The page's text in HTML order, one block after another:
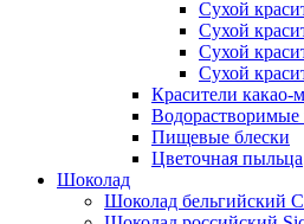
Сухой
Сухой
Сухой
Сухой
Красители какао-
Водорастворимые
Пищевые блески
Цветочная пыльца
Шоколад
Шоколад бельгийский